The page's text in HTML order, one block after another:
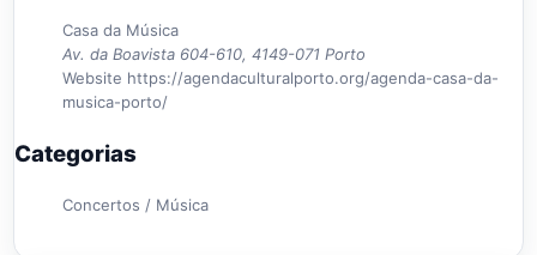
Casa da Música
Av. da Boavista 604-610, 4149-071 Porto
Website https://agendaculturalporto.org/agenda-casa-da-
musica-porto/
Categorias
Concertos / Música